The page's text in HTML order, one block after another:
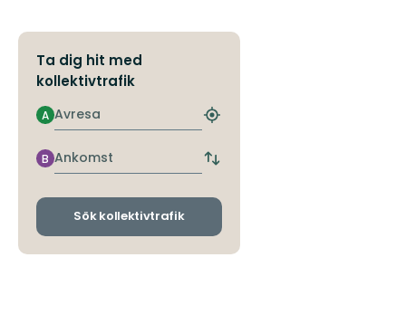
Ta dig hit med
kollektivtrafik
Avresa
A
Hitta
hållplats
Ankomst
B
Byt
och
Sök kollektivtrafik